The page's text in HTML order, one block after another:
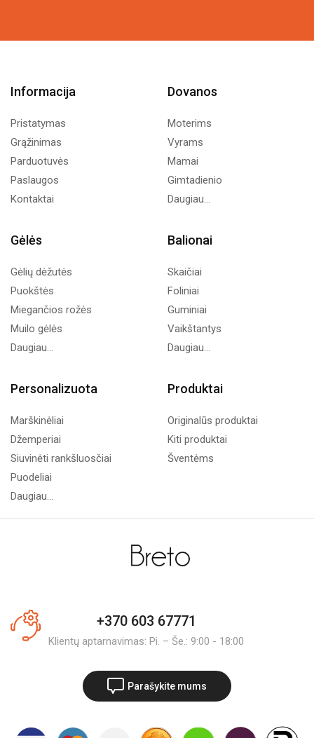
Informacija
Pristatymas
Grąžinimas
Parduotuvės
Paslaugos
Kontaktai
Dovanos
Moterims
Vyrams
Mamai
Gimtadienio
Daugiau...
Gėlės
Gėlių dėžutės
Puokštės
Miegančios rožės
Muilo gėlės
Daugiau...
Balionai
Skaičiai
Foliniai
Guminiai
Vaikštantys
Daugiau...
Personalizuota
Marškinėliai
Džemperiai
Siuvinėti rankšluosčiai
Puodeliai
Daugiau...
Produktai
Originalūs produktai
Kiti produktai
Šventėms
+370 603 67771
Klientų aptarnavimas: Pi. – Še.: 9:00 - 18:00
Parašykite mums